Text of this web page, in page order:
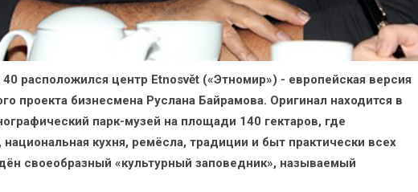
расположился центр Etnosvět («Этномир») - европейская версия
проекта бизнесмена Руслана Байрамова. Оригинал находится в
парк-музей на площади 140 гектаров, где
кухня, ремёсла, традиции и быт практически всех
своеобразный «культурный заповедник», называемый